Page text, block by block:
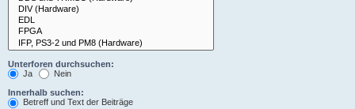
Unterforen durchsuchen:
Ja
Nein
Innerhalb suchen:
Betreff und Text der Beiträge